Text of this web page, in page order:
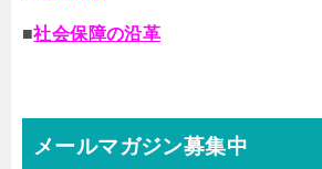
■社会保障の沿革
メールマガジン募集中